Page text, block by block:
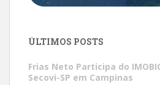
ÚLTIMOS POSTS
Frias Neto Participa do
Secovi-SP em Campinas